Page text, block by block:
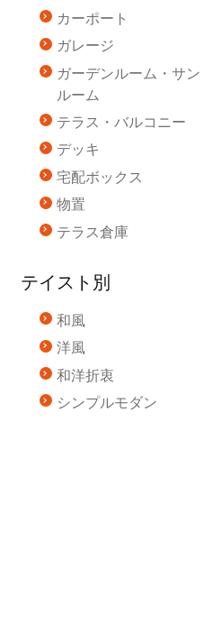
カーポート
ガレージ
ガーデンルーム・サン
ルーム
テラス・バルコニー
デッキ
宅配ボックス
物置
テラス倉庫
テイスト別
和風
洋風
和洋折衷
シンプルモダン